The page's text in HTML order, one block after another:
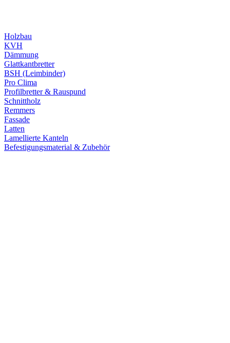
Holzbau
KVH
Dämmung
Glattkantbretter
BSH (Leimbinder)
Pro Clima
Profilbretter & Rauspund
Schnittholz
Remmers
Fassade
Latten
Lamellierte Kanteln
Befestigungsmaterial & Zubehör